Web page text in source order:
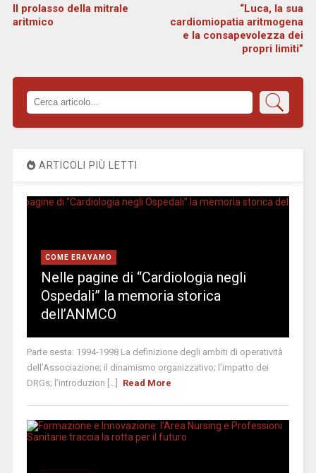
Il prolasso della mitrale
aritmico
“Luca, la sua
cardiomiopatia aritmogena
e la consapevolezza dei
propri limiti”
ARTICOLI PIÙ LETTI
COME ERAVAMO
Nelle pagine di “Cardiologia negli
Ospedali” la memoria storica
dell’ANMCO
Parte sesta: 1994-1998 La definizione degli ambiti di operatività
dell’Associazione; il dinamismo organizzativo; l’impatto dei
DRGs; l’introduzion [...]
Read More